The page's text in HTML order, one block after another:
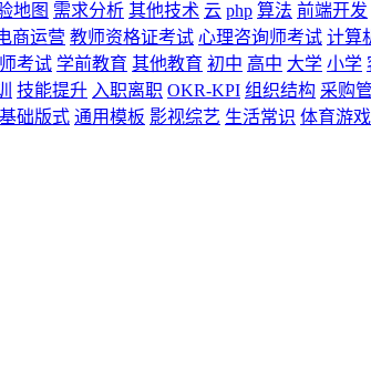
地图 需求分析 其他技术 云 php 算法 前端开发
商运营 教师资格证考试 心理咨询师考试 计算
考试 学前教育 其他教育 初中 高中 大学 小学
技能提升 入职离职 OKR-KPI 组织结构 采购
基础版式 通用模板 影视综艺 生活常识 体育游戏